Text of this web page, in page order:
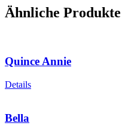
Ähnliche Produkte
Quince Annie
Details
Bella